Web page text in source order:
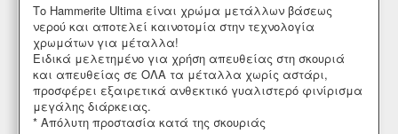
Το Hammerite Ultima είναι χρώμα μετάλλων βάσεως
νερού και αποτελεί καινοτομία στην τεχνολογία
χρωμάτων για μέταλλα!
Ειδικά μελετημένο για χρήση απευθείας στη σκουριά
και απευθείας σε ΟΛΑ τα μέταλλα χωρίς αστάρι,
προσφέρει εξαιρετικά ανθεκτικό γυαλιστερό φινίρισμα
μεγάλης διάρκειας.
* Απόλυτη προστασία κατά της σκουριάς